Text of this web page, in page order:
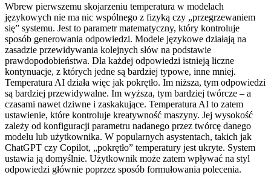
Wbrew pierwszemu skojarzeniu temperatura w modelach
językowych nie ma nic wspólnego z fizyką czy „przegrzewaniem
się” systemu. Jest to parametr matematyczny, który kontroluje
sposób generowania odpowiedzi. Modele językowe działają na
zasadzie przewidywania kolejnych słów na podstawie
prawdopodobieństwa. Dla każdej odpowiedzi istnieją liczne
kontynuacje, z których jedne są bardziej typowe, inne mniej.
Temperatura AI działa więc jak pokrętło. Im niższa, tym odpowiedzi
są bardziej przewidywalne. Im wyższa, tym bardziej twórcze – a
czasami nawet dziwne i zaskakujące. Temperatura AI to zatem
ustawienie, które kontroluje kreatywność maszyny. Jej wysokość
zależy od konfiguracji parametru nadanego przez twórcę danego
modelu lub użytkownika. W popularnych asystentach, takich jak
ChatGPT czy Copilot, „pokrętło” temperatury jest ukryte. System
ustawia ją domyślnie. Użytkownik może zatem wpływać na styl
odpowiedzi głównie poprzez sposób formułowania polecenia.